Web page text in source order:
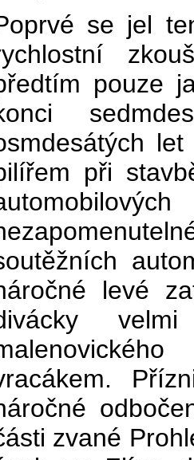
se jel
pouze
při
levé
zvané